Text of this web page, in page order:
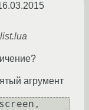
агрумент